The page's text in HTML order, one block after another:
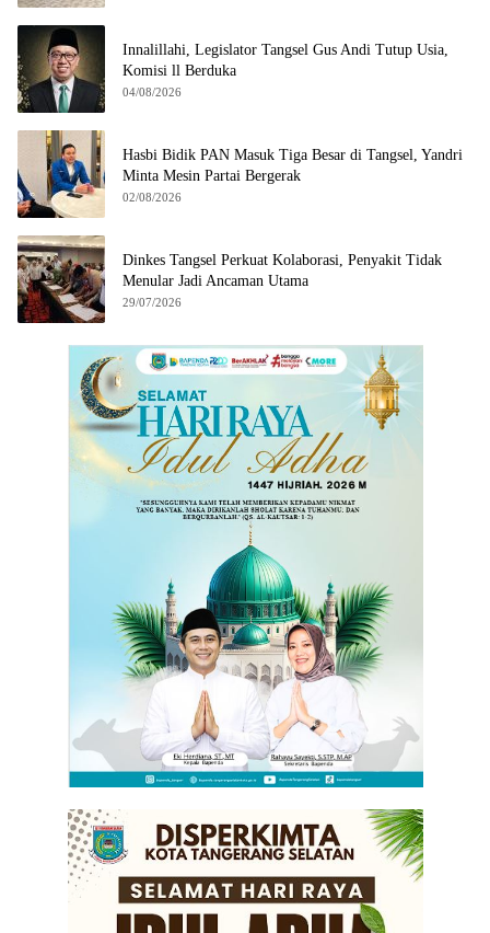
Innalillahi, Legislator Tangsel Gus Andi Tutup Usia,
Komisi ll Berduka
04/08/2026
Hasbi Bidik PAN Masuk Tiga Besar di Tangsel, Yandri
Minta Mesin Partai Bergerak
02/08/2026
Dinkes Tangsel Perkuat Kolaborasi, Penyakit Tidak
Menular Jadi Ancaman Utama
29/07/2026